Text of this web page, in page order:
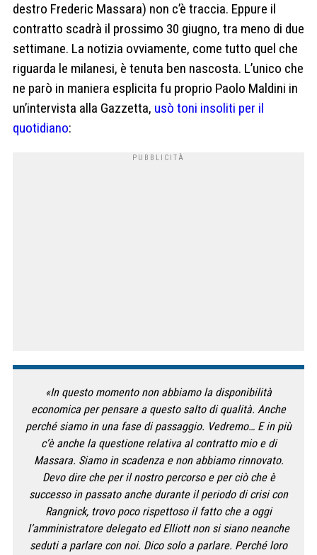
destro Frederic Massara) non c’è traccia. Eppure il
contratto scadrà il prossimo 30 giugno, tra meno di due
settimane. La notizia ovviamente, come tutto quel che
riguarda le milanesi, è tenuta ben nascosta. L’unico che
ne parò in maniera esplicita fu proprio Paolo Maldini in
un’intervista alla Gazzetta, usò toni insoliti per il
quotidiano:
«In questo momento non abbiamo la disponibilità
economica per pensare a questo salto di qualità. Anche
perché siamo in una fase di passaggio. Vedremo… E in più
c’è anche la questione relativa al contratto mio e di
Massara. Siamo in scadenza e non abbiamo rinnovato.
Devo dire che per il nostro percorso e per ciò che è
successo in passato anche durante il periodo di crisi con
Rangnick, trovo poco rispettoso il fatto che a oggi
l’amministratore delegato ed Elliott non si siano neanche
seduti a parlare con noi. Dico solo a parlare. Perché loro